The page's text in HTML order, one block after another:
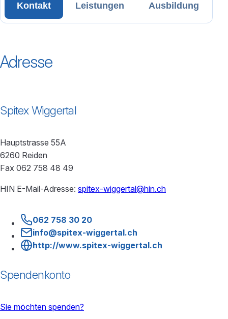
Kontakt Leistungen Ausbildung
Adresse
Spitex Wiggertal
Hauptstrasse 55A
6260 Reiden
Fax 062 758 48 49
HIN E-Mail-Adresse: spitex-wiggertal@hin.ch
062 758 30 20
info@spitex-wiggertal.ch
http://www.spitex-wiggertal.ch
Spendenkonto
Sie möchten spenden?